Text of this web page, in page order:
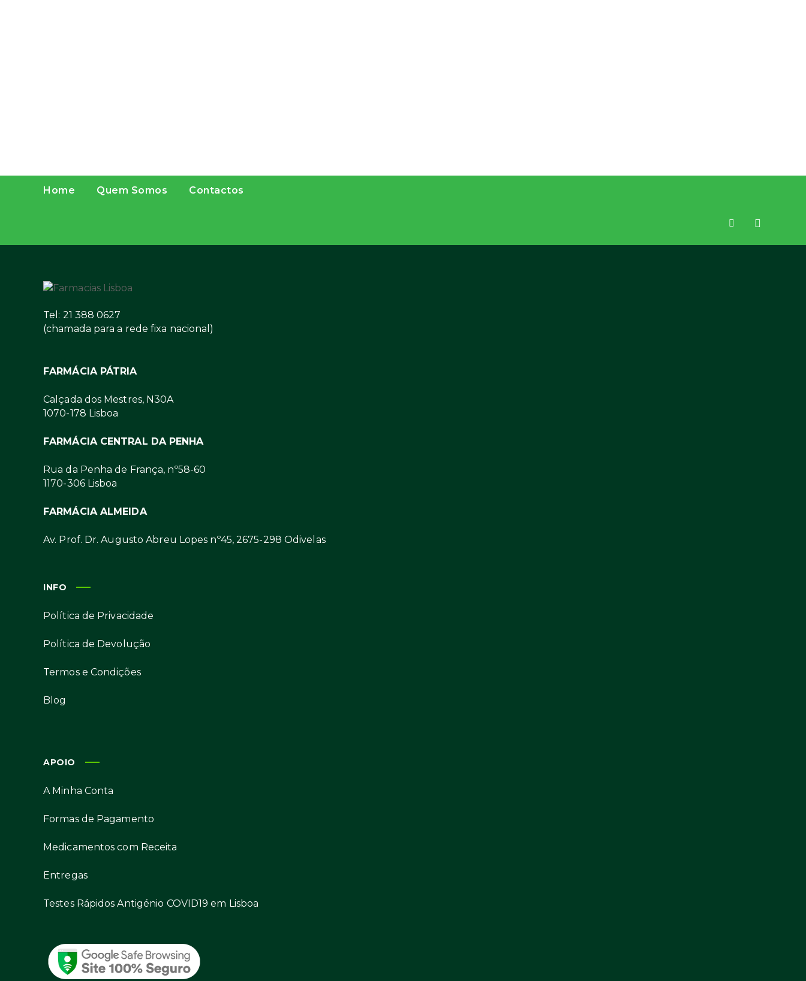
Home Quem Somos Contactos
Tel: 21 388 0627
(chamada para a rede fixa nacional)
FARMÁCIA PÁTRIA
Calçada dos Mestres, N30A
1070-178 Lisboa
FARMÁCIA CENTRAL DA PENHA
Rua da Penha de França, nº58-60
1170-306 Lisboa
FARMÁCIA ALMEIDA
Av. Prof. Dr. Augusto Abreu Lopes nº45, 2675-298 Odivelas
INFO
Política de Privacidade
Política de Devolução
Termos e Condições
Blog
APOIO
A Minha Conta
Formas de Pagamento
Medicamentos com Receita
Entregas
Testes Rápidos Antigénio COVID19 em Lisboa